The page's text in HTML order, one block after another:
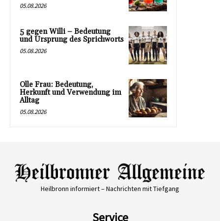
05.08.2026
5 gegen Willi – Bedeutung
und Ursprung des Sprichworts
05.08.2026
Olle Frau: Bedeutung,
Herkunft und Verwendung im
Alltag
05.08.2026
Heilbronn informiert – Nachrichten mit Tiefgang
Service